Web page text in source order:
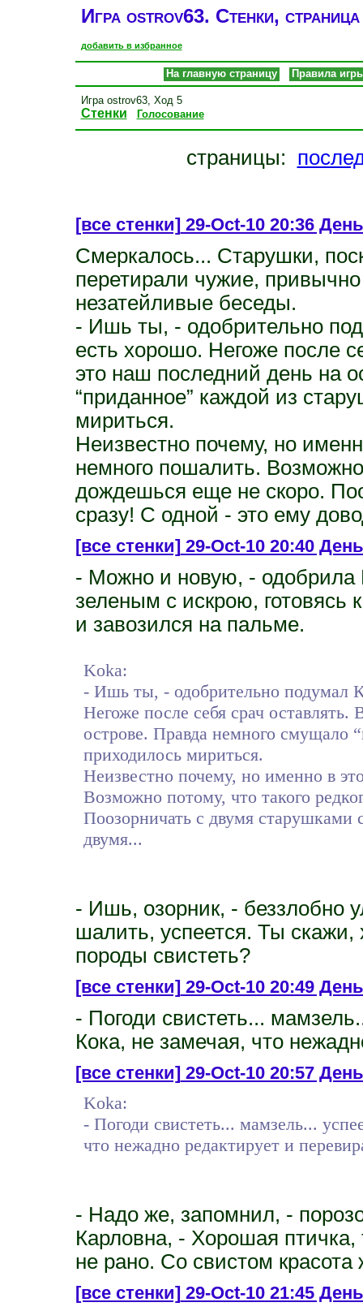
Игра ostrov63. Стенки,
добавить в избранное
На главную страницу Правила
Игра ostrov63, Ход 5
Стенки Голосование
страницы:
[все стенки]29-Oct-10 20:36
Смеркалось... Старушки,
перетирали чужие,
незатейливые беседы.
- Ишь ты, - одобрительно
есть хорошо. Негоже после
это наш последний день на
“приданное” каждой из
мириться.
Неизвестно почему, но
немного пошалить. Возможно
дождешься еще не скоро.
сразу! С одной - это ему
[все стенки]29-Oct-10 20:40
- Можно и новую, - одобрила
зеленым с искрою, готовясь
и завозился на пальме.
Koka:
- Ишь ты, - одобрительно подумал
Негоже после себя срач
острове. Правда немного смущало
приходилось мириться.
Неизвестно почему, но именно в
Возможно потому, что такого
Поозорничать с двумя старушками
двумя...
- Ишь, озорник, - беззлобно
шалить, успеется. Ты скажи,
породы свистеть?
[все стенки]29-Oct-10 20:49
- Погоди свистеть...
Кока, не замечая, что
[все стенки]29-Oct-10 20:57
Koka:
- Погоди свистеть... мамзель...
что нежадно редактирует и
- Надо же, запомнил, -
Карловна, - Хорошая птичка,
не рано. Со свистом
[все стенки]29-Oct-10 21:45